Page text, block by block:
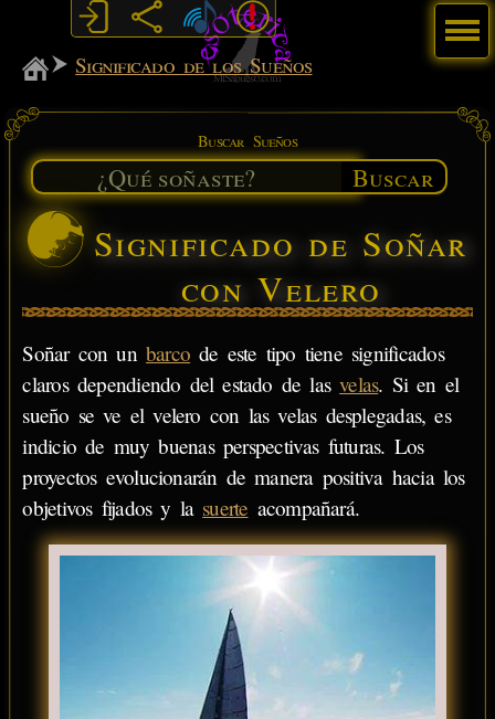
MiSabueso
Significado de los Sueños
Buscar Sueños
Buscar
Significado de Soñar
con Velero
Soñar con un barco de este tipo tiene significados
claros dependiendo del estado de lasvelas. Si en el
sueño se ve el velero con las velas desplegadas, es
indicio de muy buenas perspectivas futuras. Los
proyectos evolucionarán de manera positiva hacia los
objetivos fijados y la suerte acompañará.
Menú